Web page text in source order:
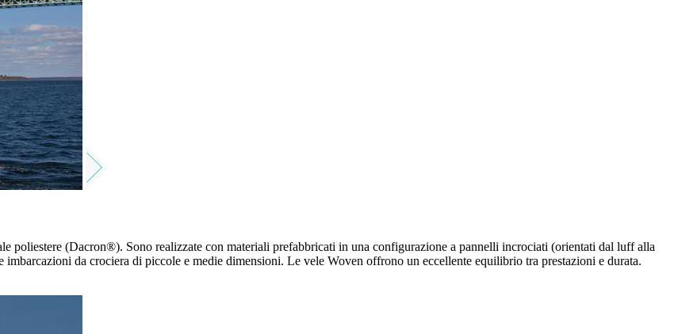
poliestere (Dacron®). Sono realizzate con materiali prefabbricati in una configurazione a pannelli incrociati (orientati dal luff alla
da crociera di piccole e medie dimensioni. Le vele Woven offrono un eccellente equilibrio tra prestazioni e durata.